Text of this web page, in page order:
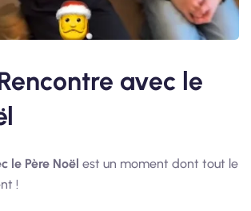
avec le
le Père Noël est un moment dont tout le
!